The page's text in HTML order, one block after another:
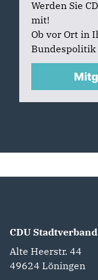
Werden Sie
mit!
Ob vor Ort in
Bundespolitik
CDU
Alte Heerstr. 44
49624 Löningen